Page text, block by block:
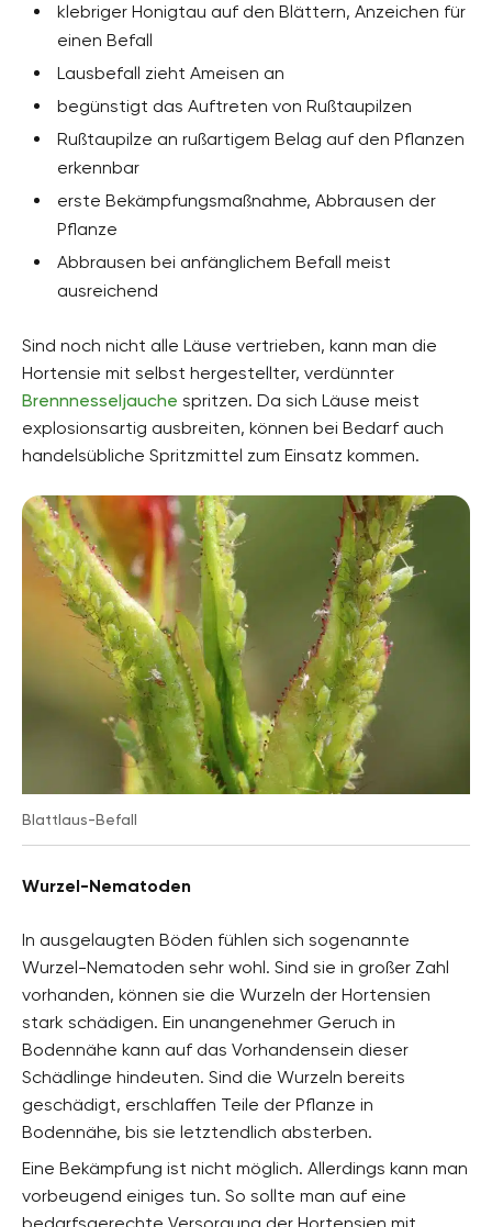
klebriger Honigtau auf den Blättern, Anzeichen für
einen Befall
Lausbefall zieht Ameisen an
begünstigt das Auftreten von Rußtaupilzen
Rußtaupilze an rußartigem Belag auf den Pflanzen
erkennbar
erste Bekämpfungsmaßnahme, Abbrausen der
Pflanze
Abbrausen bei anfänglichem Befall meist
ausreichend
Sind noch nicht alle Läuse vertrieben, kann man die
Hortensie mit selbst hergestellter, verdünnter
Brennnesseljauche spritzen. Da sich Läuse meist
explosionsartig ausbreiten, können bei Bedarf auch
handelsübliche Spritzmittel zum Einsatz kommen.
Blattlaus-Befall
Wurzel-Nematoden
In ausgelaugten Böden fühlen sich sogenannte
Wurzel-Nematoden sehr wohl. Sind sie in großer Zahl
vorhanden, können sie die Wurzeln der Hortensien
stark schädigen. Ein unangenehmer Geruch in
Bodennähe kann auf das Vorhandensein dieser
Schädlinge hindeuten. Sind die Wurzeln bereits
geschädigt, erschlaffen Teile der Pflanze in
Bodennähe, bis sie letztendlich absterben.
Eine Bekämpfung ist nicht möglich. Allerdings kann man
vorbeugend einiges tun. So sollte man auf eine